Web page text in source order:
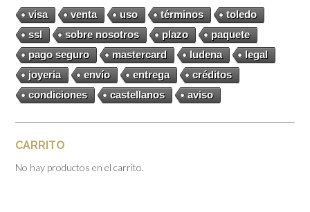
visa venta uso términos
toledo
ssl
sobre nosotros plazo
paquete
pago seguro
mastercard ludena
legal
joyeria
envío entrega
créditos
condiciones
castellanos aviso
CARRITO
No hay productos en el carrito.